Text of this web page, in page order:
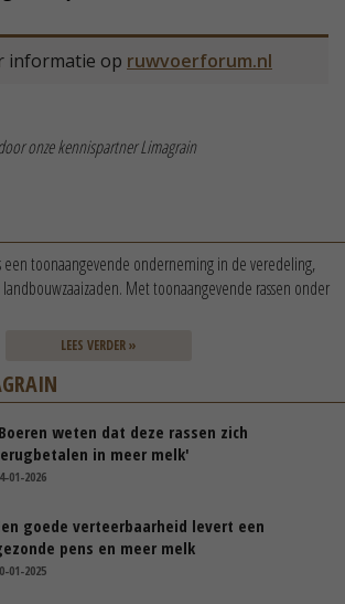
informatie op ruwvoerforum.nl
onze kennispartner Limagrain
een toonaangevende onderneming in de veredeling,
Met toonaangevende rassen onder
LEES VERDER »
weten dat deze rassen zich
in meer melk'
01-2026
goede verteerbaarheid levert een
pens en meer melk
01-2025